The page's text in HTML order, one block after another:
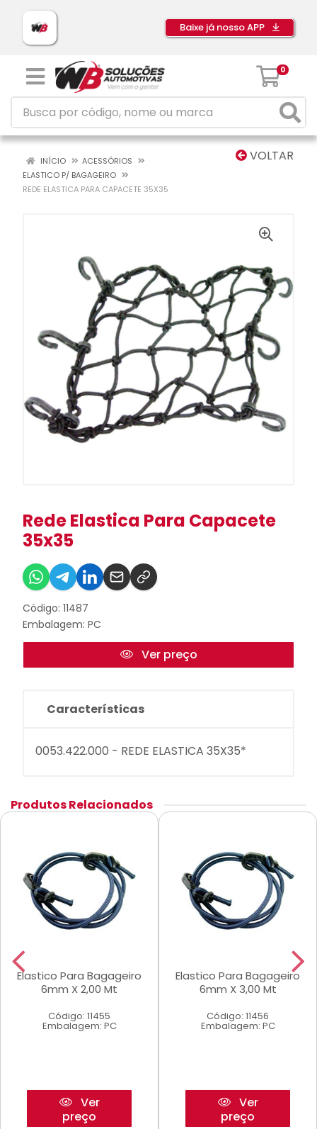
Baixe já nosso APP
0
VOLTAR
INÍCIO
ACESSÓRIOS
ELASTICO P/ BAGAGEIRO
REDE ELASTICA PARA CAPACETE 35X35
Rede Elastica Para Capacete
35x35
Código: 11487
Embalagem: PC
Ver preço
Características
0053.422.000 - REDE ELASTICA 35X35*
Produtos Relacionados
Elastico Para Bagageiro
6mm X 2,00 Mt
Código: 11455
Embalagem: PC
Ver
preço
Elastico Para Bagageiro
6mm X 3,00 Mt
Código: 11456
Embalagem: PC
Ver
preço